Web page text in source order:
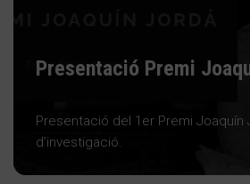
Presentació Premi
Presentació del 1er Premi Joaquín
d’investigació.